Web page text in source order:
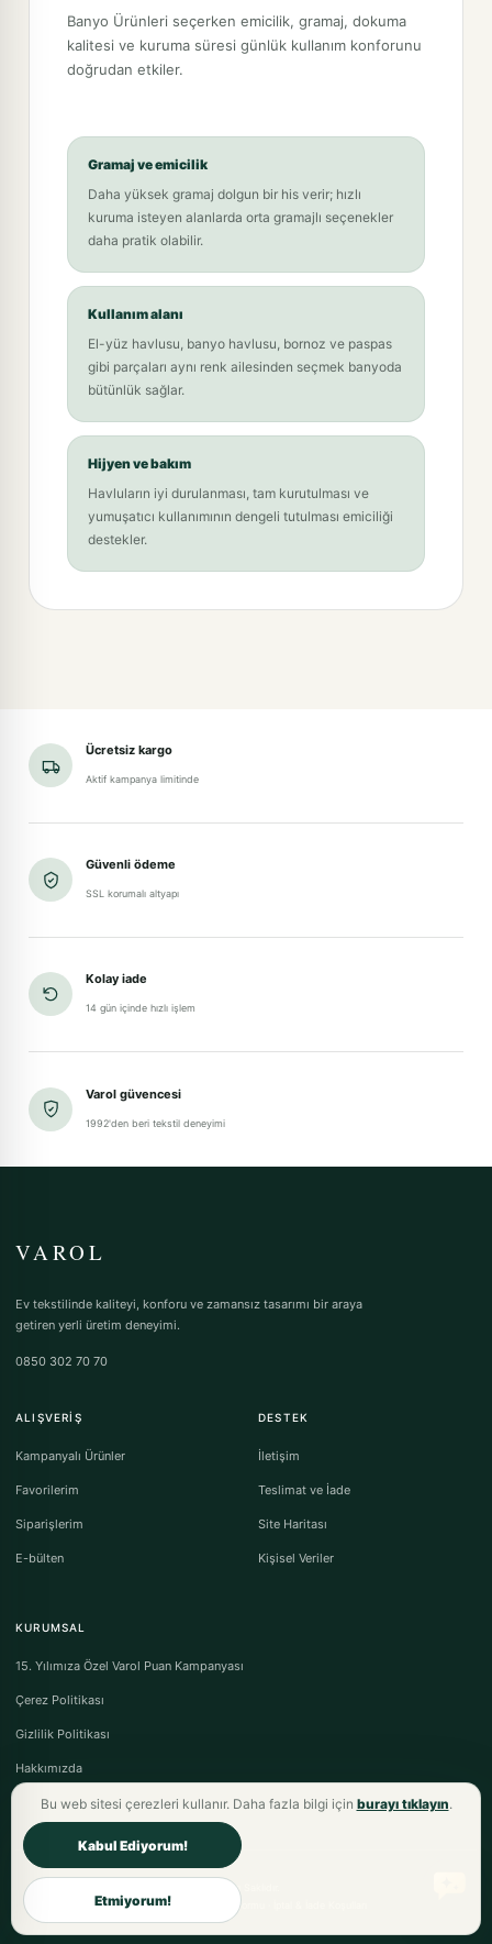
Banyo Ürünleri seçerken emicilik, gramaj, dokuma
kalitesi ve kuruma süresi günlük kullanım konforunu
doğrudan etkiler.
Gramaj ve emicilik
Daha yüksek gramaj dolgun bir his verir; hızlı
kuruma isteyen alanlarda orta gramajlı seçenekler
daha pratik olabilir.
Kullanım alanı
El-yüz havlusu, banyo havlusu, bornoz ve paspas
gibi parçaları aynı renk ailesinden seçmek banyoda
bütünlük sağlar.
Hijyen ve bakım
Havluların iyi durulanması, tam kurutulması ve
yumuşatıcı kullanımının dengeli tutulması emiciliği
destekler.
Ücretsiz kargo
Aktif kampanya limitinde
Güvenli ödeme
SSL korumalı altyapı
Kolay iade
14 gün içinde hızlı işlem
Varol güvencesi
1992'den beri tekstil deneyimi
VAROL
Ev tekstilinde kaliteyi, konforu ve zamansız tasarımı bir araya
getiren yerli üretim deneyimi.
0850 302 70 70
ALIŞVERIŞ
Kampanyalı Ürünler
Favorilerim
Siparişlerim
E-bülten
DESTEK
İletişim
Teslimat ve İade
Site Haritası
Kişisel Veriler
KURUMSAL
15. Yılımıza Özel Varol Puan Kampanyası
Çerez Politikası
Gizlilik Politikası
Hakkımızda
Varol Tekstil Ev Tekstili © 2026 - Tüm Hakları Saklıdır.
Mesafeli Satış Sözleşmesi·Ön Bilgilendirme Formu
Bu web sitesi çerezleri kullanır. Daha fazla bilgi için burayı tıklayın.
Kabul Ediyorum!
Etmiyorum!